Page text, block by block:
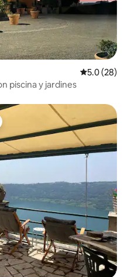
Calificación
5.0 (28)
piscina y jardines